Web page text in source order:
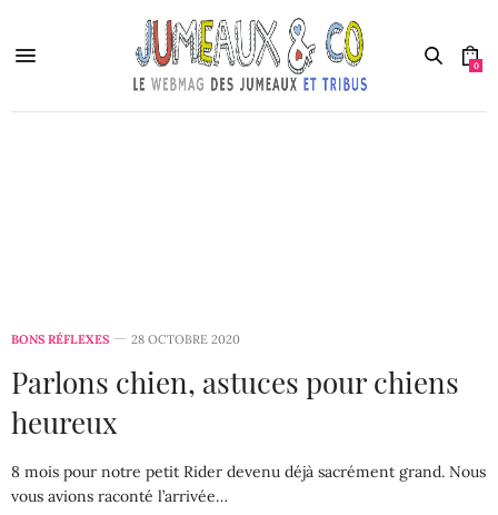
0
BONS RÉFLEXES 28 OCTOBRE 2020
Parlons chien, astuces pour chiens
heureux
8 mois pour notre petit Rider devenu déjà sacrément grand. Nous
vous avions raconté l’arrivée…